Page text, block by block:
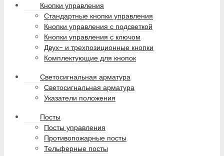
Кнопки управления
Стандартные кнопки управления
Кнопки управления с подсветкой
Кнопки управления с ключом
Двух- и трехпозиционные кнопки
Комплектующие для кнопок
Светосигнальная арматура
Светосигнальная арматура
Указатели положения
Посты
Посты управления
Противопожарные посты
Тельферные посты